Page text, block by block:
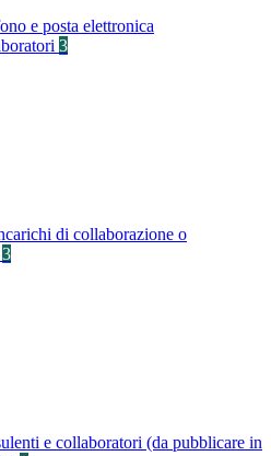
e posta elettronica
3
di collaborazione o
3
e collaboratori (da pubblicare in